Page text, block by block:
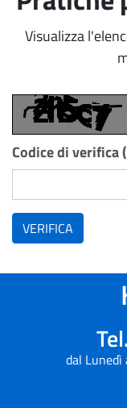
Visualizza
Codice di
VERIFICA
dal Lunedì